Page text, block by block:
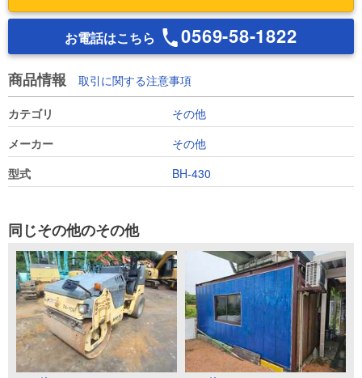
お電話はこちら 0569-58-1822
商品情報 取引に関する注意事項
カテゴリ
その他
メーカー
その他
型式
BH-430
同じその他のその他